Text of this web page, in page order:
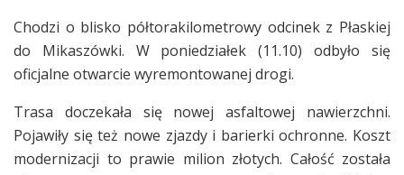
Chodzi o blisko półtorakilometrowy odcinek z Płaskiej
do Mikaszówki. W poniedziałek (11.10) odbyło się
oficjalne otwarcie wyremontowanej drogi.
Trasa doczekała się nowej asfaltowej nawierzchni.
Pojawiły się też nowe zjazdy i barierki ochronne. Koszt
modernizacji to prawie milion złotych. Całość została